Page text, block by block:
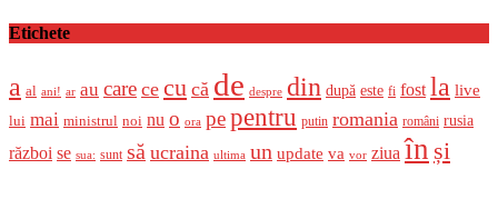
Etichete
a al ani! ar au care ce cu că de despre din după este fi fost la live
lui mai ministrul noi nu o ora pepentru putin romania români rusia
război se sua: sunt să ucraina ultima un update va vor ziua în și